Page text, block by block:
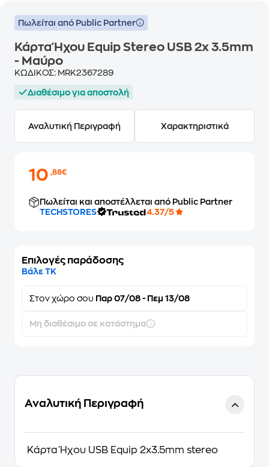
Πωλείται από Public Partner
Κάρτα Ήχου Equip Stereo USB 2x 3.5mm
- Μαύρο
ΚΩΔΙΚΟΣ: MRK2367289
Διαθέσιμο για αποστολή
Αναλυτική Περιγραφή Χαρακτηριστικά
10,88€
Πωλείται και αποστέλλεται από Public Partner
TECHSTORES
4.37/5
Επιλογές παράδοσης
Βάλε ΤΚ
Στον χώρο σου Παρ 07/08 - Πεμ 13/08
Μη διαθέσιμο σε κατάστημα
Αναλυτική Περιγραφή
Κάρτα Ήχου USB Equip 2x3.5mm stereo